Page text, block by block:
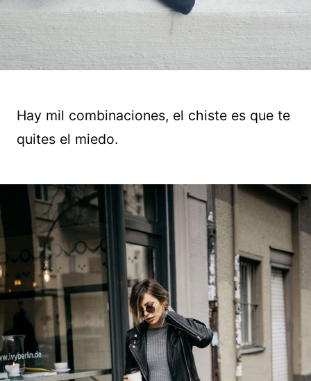
Hay mil combinaciones, el chiste es que te
quites el miedo.